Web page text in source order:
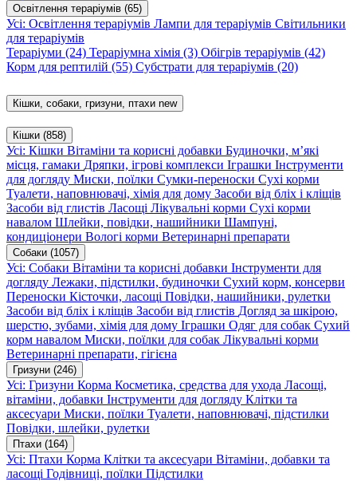
Освітлення тераріумів (65)
Усі: Освітлення тераріумів Лампи для тераріумів Світильники
для тераріумів
Тераріуми (24) Тераріумна хімія (3) Обігрів тераріумів (42)
Корм для рептилій (55) Субстрати для тераріумів (20)
Кішки, собаки, гризуни, птахи new
Кішки (858)
Усі: Кішки Вітаміни та корисні добавки Будиночки, м’які
місця, гамаки Дряпки, ігрові комплекси Іграшки Інструменти
для догляду Миски, поїлки Сумки-переноски Сухі корми
Туалети, наповнювачі, хімія для дому Засоби від бліх і кліщів
Засоби від глистів Ласощі Лікувальні корми Сухі корми
навалом Шлейки, повідки, нашийники Шампуні,
кондиціонери Вологі корми Ветеринарні препарати
Собаки (1057)
Усі: Собаки Вітаміни та корисні добавки Інструменти для
догляду Лежаки, підстилки, будиночки Сухий корм, консерви
Переноски Кісточки, ласощі Повідки, нашийники, рулетки
Засоби від бліх і кліщів Засоби від глистів Догляд за шкірою,
шерстю, зубами, хімія для дому Іграшки Одяг для собак Сухий
корм навалом Миски, поїлки для собак Лікувальні корми
Ветеринарні препарати, гігієна
Гризуни (246)
Усі: Гризуни Корма Косметика, средства для ухода Ласощі,
вітаміни, добавки Інструменти для догляду Клітки та
аксесуари Миски, поїлки Туалети, наповнювачі, підстилки
Повідки, шлейки, рулетки
Птахи (164)
Усі: Птахи Корма Клітки та аксесуари Вітаміни, добавки та
ласощі Годівниці, поїлки Підстилки